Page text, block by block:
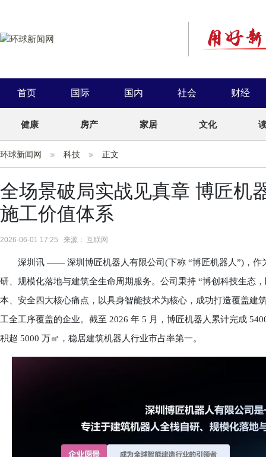
首页 国际 国内 社会 财经
健康 房产 家居 文化
环球新闻网 科技 正文
全场景破局实战见真章 博匠机
施工价值体系
2026-06-01 17:25 来源： 互联网
深圳讯 —— 深圳博匠机器人有限公司(下称 “博匠机器人”)，作
研、规模化落地与建筑全生命周期服务。公司秉持 “博创科技生态
本、安全四大核心痛点，以具身智能技术为核心，成功打造覆盖建
工全工序覆盖的企业。截至 2026 年 5 月，博匠机器人累计完成
积超 5000 万㎡，稳居建筑机器人行业市占率第一。